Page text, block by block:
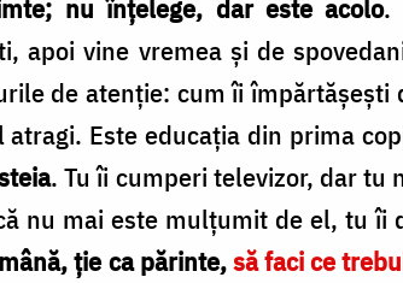
nu înţelege, dar este acolo.
apoi vine vremea şi de
de atenţie: cum îi împărtăşeşti
Este educaţia din prima
. Tu îi cumperi televizor, dar
nu mai este mulţumit de el, tu îi
ţie ca părinte,să faci ce